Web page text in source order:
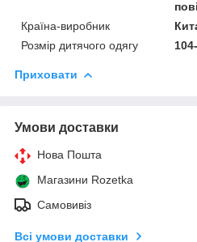
Країна-виробник
Розмір дитячого одягу
Приховати
Умови доставки
Нова Пошта
Магазини Rozetka
Самовивіз
Всі умови доставки